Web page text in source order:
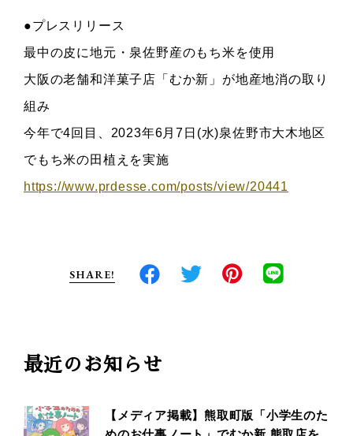
●プレスリリース
最中の皮に地元・泉佐野産のもち米を使用
大阪の老舗和洋菓子店「むか新」が地産地消の取り
組み
今年で4回目、2023年6月7日(水)泉佐野市大木地区
でもち米の田植えを実施
https://www.prdesse.com/posts/view/20441
SHARE!
最近のお知らせ
【メディア掲載】熊取町版「小学生のた